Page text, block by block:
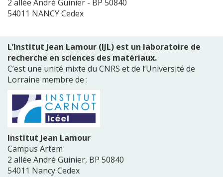
2 allée André Guinier - BP 50840
54011 NANCY Cedex
L’Institut Jean Lamour (IJL) est un laboratoire de
recherche en sciences des matériaux.
C’est une unité mixte du CNRS et de l’Université de
Lorraine membre de :
Institut Jean Lamour
Campus Artem
2 allée André Guinier, BP 50840
54011 Nancy Cedex